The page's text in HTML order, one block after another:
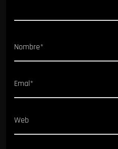
Nombre*
Emal*
Web